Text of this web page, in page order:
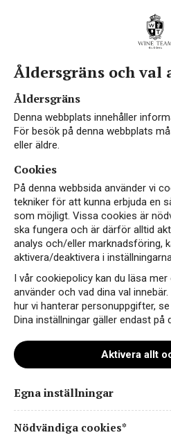
Linnea WT okt
Pantiel
Åldersgräns och val
Åldersgräns
Denna webbplats innehåller
För besök på denna webbplats
eller äldre.
Cookies
På denna webbsida använder vi
tekniker för att kunna erbjuda en
som möjligt. Vissa cookies är
ska fungera och är därför alltid
analys och/eller marknadsföring,
aktivera/deaktivera i
I vår cookiepolicy kan du läsa
använder och vad dina val
hur vi hanterar personuppgifter,
Dina inställningar gäller endast på
Aktivera allt
Egna inställningar
Nödvändiga cookies*